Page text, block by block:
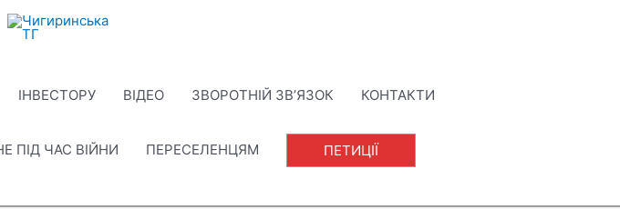
ІНВЕСТОРУ ВІДЕО ЗВОРОТНІЙ ЗВ’ЯЗОК КОНТАКТИ
ПІД ЧАС ВІЙНИ ПЕРЕСЕЛЕНЦЯМ ПЕТИЦІЇ